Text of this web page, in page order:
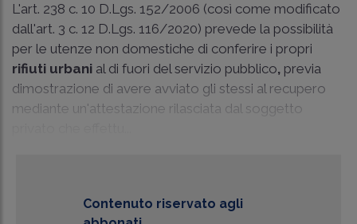
L'art. 238 c. 10 D.Lgs. 152/2006 (così come modificato
dall'art. 3 c. 12 D.Lgs. 116/2020) prevede la possibilità
per le utenze non domestiche di conferire i propri
rifiuti urbani al di fuori del servizio pubblico, previa
dimostrazione di avere avviato gli stessi al recupero
mediante un'attestazione rilasciata dal soggetto
Contenuto riservato agli